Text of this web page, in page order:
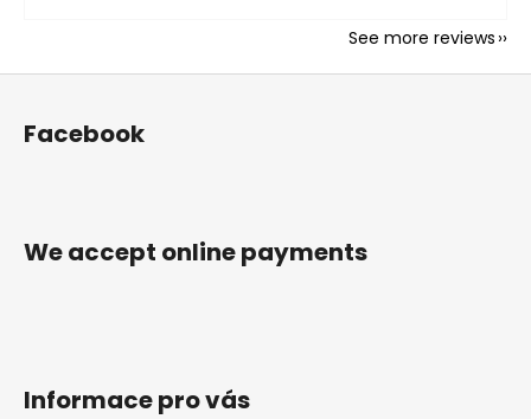
See more reviews
Facebook
We accept online payments
Informace pro vás